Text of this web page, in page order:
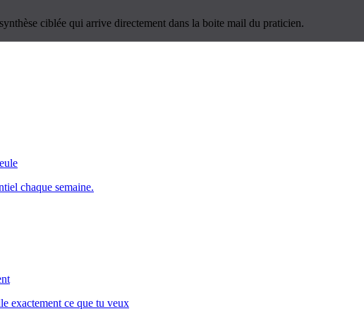
ciblée qui arrive directement dans la boite mail du praticien.
chaque semaine.
exactement ce que tu veux